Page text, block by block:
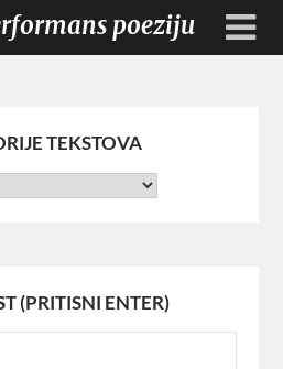
poeziju
TEKSTOVA
(PRITISNI ENTER)